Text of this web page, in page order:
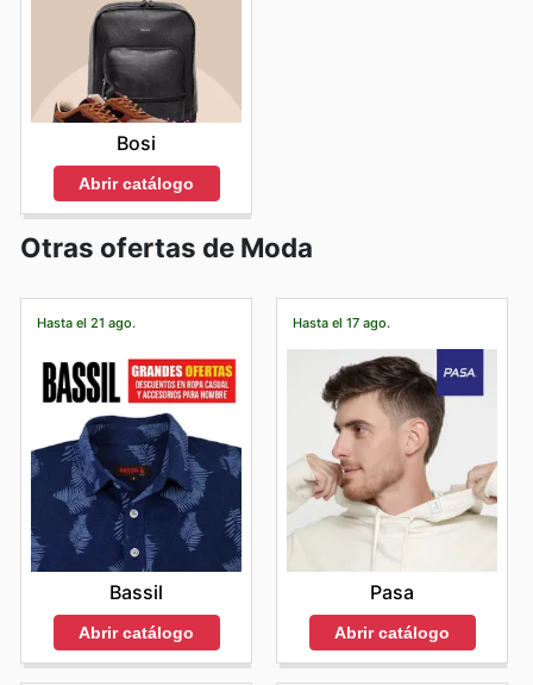
Bosi
Abrir catálogo
Otras ofertas de Moda
Hasta el 21 ago.
Bassil
Abrir catálogo
Hasta el 17 ago.
Pasa
Abrir catálogo